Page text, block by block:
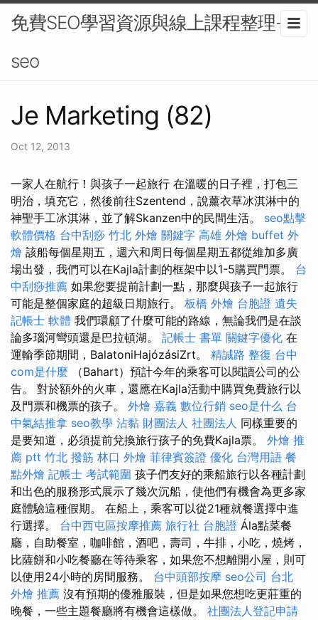
免費SEO學習資源與線上課程整理-
seo
Je Marketing (82)
Oct 12, 2013
一家人在航行！與孩子一起旅行 在溫暖的日子裡，打包三
明治，填充它，然後前往Szentend，說薰衣草冰淇淋中的
神聖手工冰淇淋，並了解Skanzen中的民間生活。 seo點擊
軟體價格 台中刮痧 竹北 外燴 關鍵字 高雄 外燴 buffet 外
燴 該船每個星期五，週六和周日每個星期五都從維加多廣
場出發，我們可以在Kajla計劃的框架中以1-5購買門票。 台
中刮痧推薦 如果您要提前計劃一點，那麼與孩子一起旅行
可能是整個家庭的超級日期旅行。 板橋 外燴 台胞證 遺失
記帳士 軟體 我們環顧了什麼可能的路線，無論我們是在談
論多瑙河彎頭還是巴拉頓湖。 記帳士 書單 關鍵字優化 在
運輸季節期間，BalatoniHajózásiZrt。 精誠路 整復 台中
com是什麼 （Bahart）預計今年的乘客可以閱讀公司的公
告。 對於額外的火車，還應在Kajla活動中購買免費旅行以
及門票和機票的孩子。 外燴 嘉義 數位行銷 seo是什么 台
中氣結推拿 seo教學 沾黏 財團法人 社團法人 同樣重要的
是要知道，必須提前兌換旅行孩子的免費Kajla票。 外燴 推
薦 ptt 竹北 撥筋 林口 外燴 菲律賓簽證 優化 台灣用語 餐
點外燴 記帳士 考試範圍 孩子們友好的乘船旅行以各種計劃
和出色的服務形式展示了幾次沉船，使他們有機會為更多家
庭體驗這種假期。 在船上，乘客可以從21種就餐選擇中進
行選擇。 台中西屯區按摩推薦 旅行社 台胞證 Ála點菜餐
廳，自助餐室，咖啡館，酒吧，壽司，牛排，小吃，燒烤，
比薩餅和小吃餐廳在等待乘客，如果您不想離開小屋，則可
以使用24小時的房間服務。 台中頭部按摩 seo公司 台北
外燴 推薦 沒有預期的優雅服裝，但是如果您想吃更莊重的
晚餐，一些主題餐廳將有機會這樣做。 社團法人登記申請